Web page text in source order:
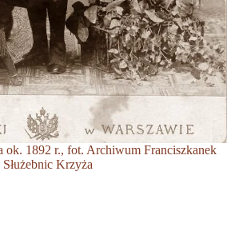
ok. 1892 r., fot. Archiwum Franciszkanek
Służebnic Krzyża